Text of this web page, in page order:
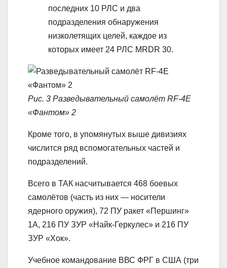
последних 10 РЛС и два
подразделения обнаружения
низколетящих целей, каждое из
которых имеет 24 РЛС MRDR 30.
Рис. 3 Разведывательный самолёт RF-4E
«Фантом» 2
Кроме того, в упомянутых выше дивизиях
числится ряд вспомогательных частей и
подразделений.
Всего в ТАК насчитывается 468 боевых
самолётов (часть из них — носители
ядерного оружия), 72 ПУ ракет «Першинг»
1А, 216 ПУ ЗУР «Найк-Геркулес» и 216 ПУ
ЗУР «Хок».
Учебное командование ВВС ФРГ в США (три